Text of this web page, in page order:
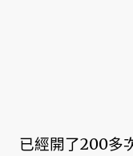
已經開了200多